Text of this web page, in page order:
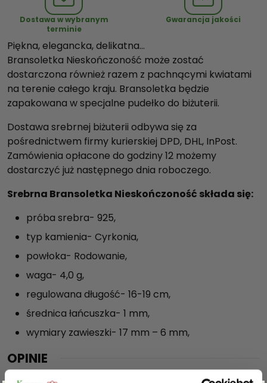
Dostawa w wybranym
terminie
Gwarancja jakości
Piękna, elegancka, delikatna…
Bransoletka Nieskończoność może zostać
dostarczona również razem z pachnącymi kwiatami
na terenie całego kraju. Bransoletka będzie
zapakowana w specjalne pudełko do biżuterii.
Dostawa srebrnej biżuterii odbywa się za
pośrednictwem firmy kurierskiej DPD, DHL, InPost.
Zamówienia opłacone do godziny 12 możemy
dostarczyć już następnego dnia roboczego.
Srebrna Bransoletka Nieskończoność składa się:
próba srebra- 925,
typ kamienia- Cyrkonia,
powłoka- Rodowanie,
waga- 4,0 g,
regulowana długość- 16-19 cm,
średnica łańcuszka- 1 mm,
wymiary zawieszki- 17 mm – 6 mm,
OPINIE